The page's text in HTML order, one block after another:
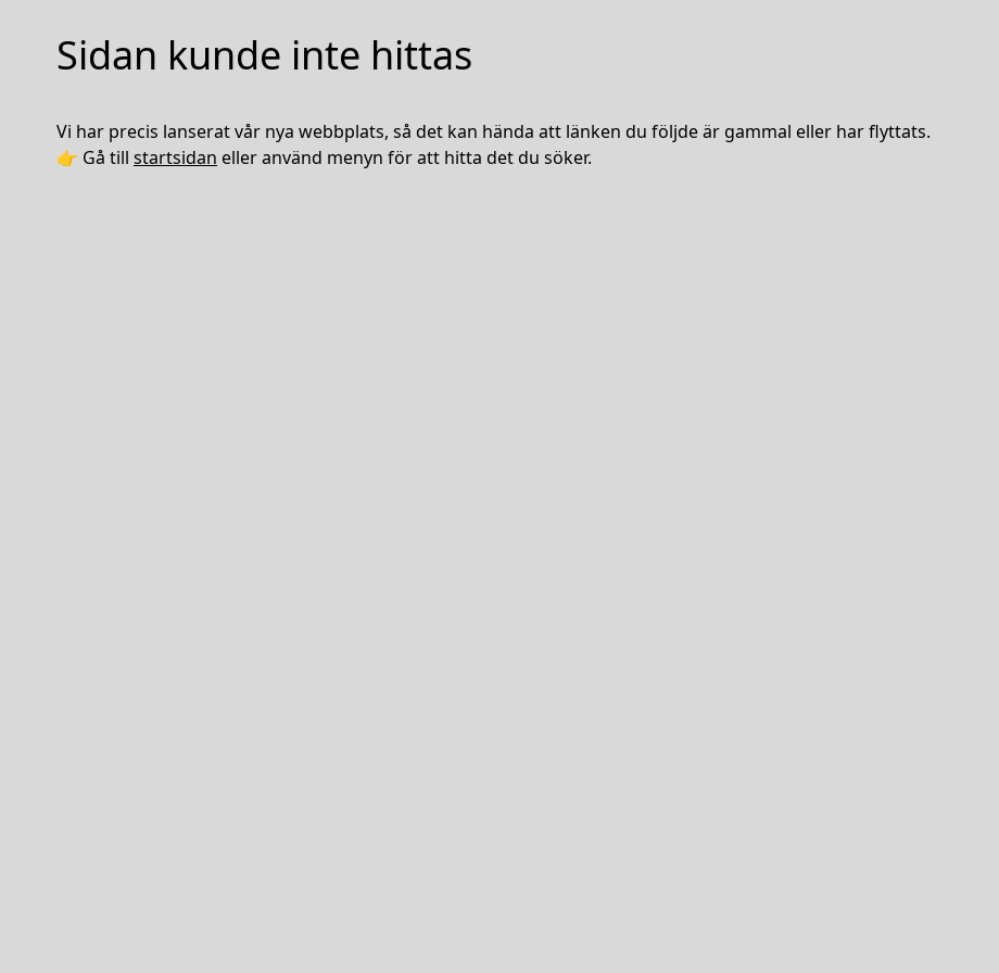
Sidan kunde inte hittas
Vi har precis lanserat vår nya webbplats, så det kan hända att länken du följde är gammal eller har flyttats.
👉 Gå till startsidan eller använd menyn för att hitta det du söker.